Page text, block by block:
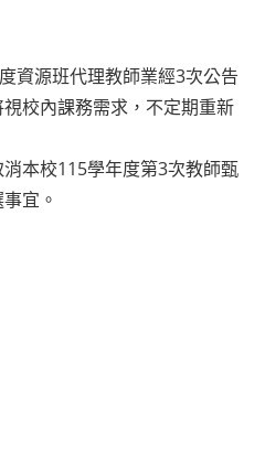
資源班代理教師業經3次公告
校內課務需求，不定期重新
消本校115學年度第3次教師甄
宜。